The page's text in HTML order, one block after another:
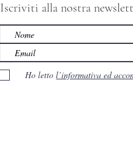
Iscriviti alla nostra
Ho letto l’informativa ed